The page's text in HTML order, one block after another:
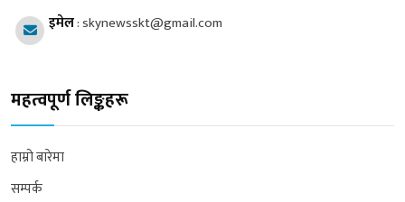
इमेल:skynewsskt@gmail.com
महत्वपूर्ण लिङ्कहरू
हाम्रो बारेमा
सम्पर्क